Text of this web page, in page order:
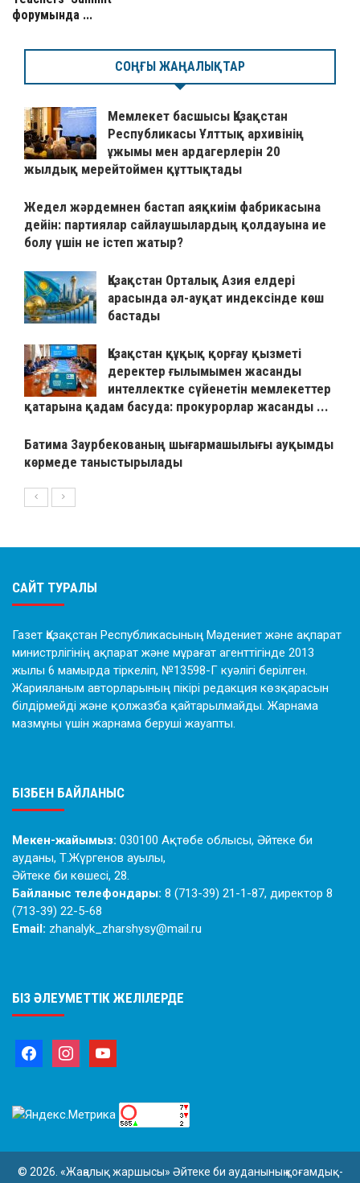
форумында ...
СОҢҒЫ ЖАҢАЛЫҚТАР
Мемлекет басшысы Қазақстан
Республикасы Ұлттық архивінің
ұжымы мен ардагерлерін 20
жылдық мерейтоймен құттықтады
Жедел жәрдемнен бастап аяқкиім фабрикасына
дейін: партиялар сайлаушылардың қолдауына ие
болу үшін не істеп жатыр?
Қазақстан Орталық Азия елдері
арасында әл-ауқат индексінде көш
бастады
Қазақстан құқық қорғау қызметі
деректер ғылымымен жасанды
интеллектке сүйенетін мемлекеттер
қатарына қадам басуда: прокурорлар жасанды ...
Батима Заурбекованың шығармашылығы ауқымды
көрмеде таныстырылады
САЙТ ТУРАЛЫ
Газет Қазақстан Республикасының Мәдениет және ақпарат
министрлігінің ақпарат және мұрағат агенттігінде 2013
жылы 6 мамырда тіркеліп, №13598-Г куәлігі берілген.
Жарияланым авторларының пікірі редакция көзқарасын
білдірмейді және қолжазба қайтарылмайды. Жарнама
мазмұны үшін жарнама беруші жауапты.
БІЗБЕН БАЙЛАНЫС
Мекен-жайымыз: 030100 Ақтөбе облысы, Әйтеке би
ауданы, Т.Жүргенов ауылы,
Әйтеке би көшесі, 28.
Байланыс телефондары: 8 (713-39) 21-1-87, директор 8
(713-39) 22-5-68
Email: zhanalyk_zharshysy@mail.ru
БІЗ ӘЛЕУМЕТТІК ЖЕЛІЛЕРДЕ
© 2026. «Жаңалық жаршысы» Әйтеке би ауданының қоғамдық-